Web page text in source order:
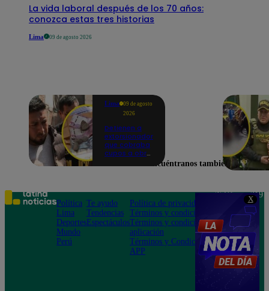
X
La vida laboral después de los 70 años:
conozca estas tres historias
Lima 09 de agosto 2026
Lima
09 de agosto
2026
Detienen a
extorsionador
que cobraba
cupos a obra
Encuéntranos también en
Política
Lima
Deportes
Mundo
Perú
Te ayudo
Tendencias
Espectáculos
Política de privacidad
Términos y condiciones
Términos y condiciones
aplicación
Términos y Condiciones
APP
Teléfono: 219
Av. San
Felipe 968
Jesús María